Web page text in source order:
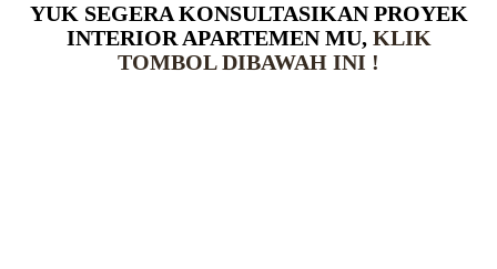
YUK SEGERA KONSULTASIKAN PROYEK
INTERIOR APARTEMEN MU, KLIK
TOMBOL DIBAWAH INI !